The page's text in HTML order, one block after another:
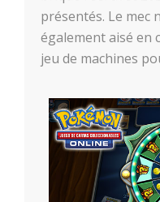
présentés. Le mec
également aisé en
jeu de machines